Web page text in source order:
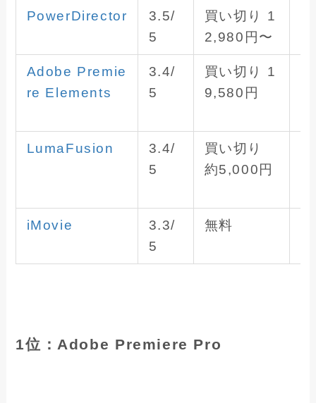
PowerDirector
3.5/
5
買い切り 1
2,980円〜
Adobe Premie
re Elements
3.4/
5
買い切り 1
9,580円
LumaFusion
3.4/
5
買い切り
約5,000円
iMovie
3.3/
5
無料
1位：Adobe Premiere Pro